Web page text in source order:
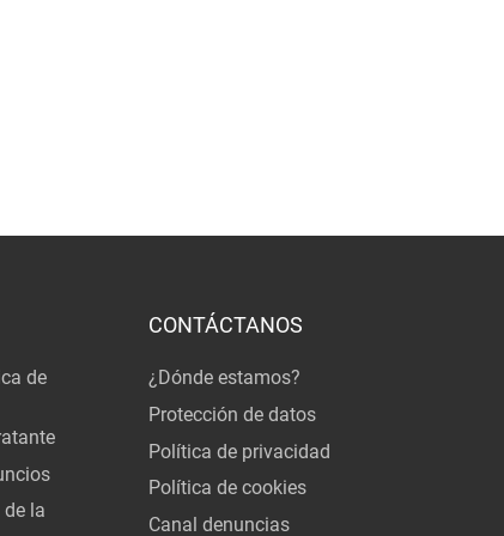
de
la
CONTÁCTANOS
¿Dónde estamos?
Protección de datos
Política de privacidad
Política de cookies
Canal denuncias